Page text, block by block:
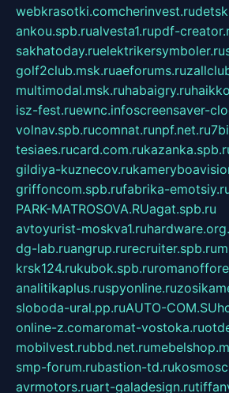
webkrasotki.comcherinvest.ru
ankou.spb.rualvesta1.rupdf-
sakhatoday.ruelektrikersymboler.ru
golf2club.msk.ruaeforums.ru
multimodal.msk.ruhabaigry.ru
isz-fest.ruewnc.infoscreensaver-
volnav.spb.rucomnat.runpf.net.ru
tesiaes.rucard.com.ru
gildiya-kuznecov.ru
griffoncom.spb.rufabrika-
PARK-MATROSOVA.RUagat.spb.ru
avtoyurist-moskva1.ru
dg-lab.ruangrup.rurecruiter.spb.ru
krsk124.rukubok.spb.ru
analitikaplus.ruspyonline.ru
sloboda-ural.pp.ruAUTO-COM.SU
online-z.comaromat-vostoka.ru
mobilvest.rubbd.net.ru
smp-forum.rubastion-td.ru
avrmotors.ruart-galadesign.ru